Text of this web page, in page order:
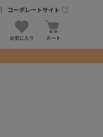
コーポレートサイト
お気に入り カート